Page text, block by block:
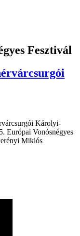
Fesztivál
Károlyi-
Európai Vonósnégyes
Miklós